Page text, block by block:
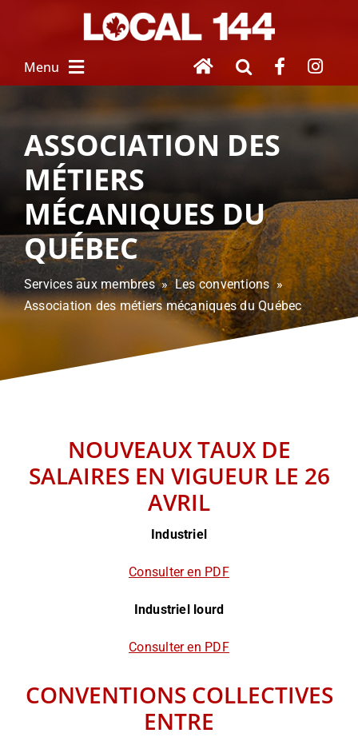
Menu
NOUVEAU SALARIÉ
SERVICES AUX MEMBRES
FEMMES UNIES
NOUS JOINDRE
ASSOCIATION DES
MÉTIERS
MÉCANIQUES DU
QUÉBEC
Services aux membres » Les conventions »
Association des métiers mécaniques du Québec
NOUVEAUX TAUX DE
SALAIRES EN VIGUEUR LE 26
AVRIL
Industriel
Consulter en PDF
Industriel lourd
Consulter en PDF
CONVENTIONS COLLECTIVES
ENTRE